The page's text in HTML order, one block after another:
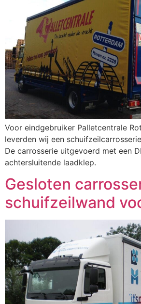
Voor eindgebruiker Palletcentrale
leverden wij een
De carrosserie uitgevoerd met een
achtersluitende laadklep.
Gesloten
schuifzeilwand